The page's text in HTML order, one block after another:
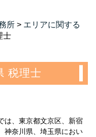
所 > エリアに関する
士
税理士
は、東京都文京区、新宿
神奈川県、埼玉県におい